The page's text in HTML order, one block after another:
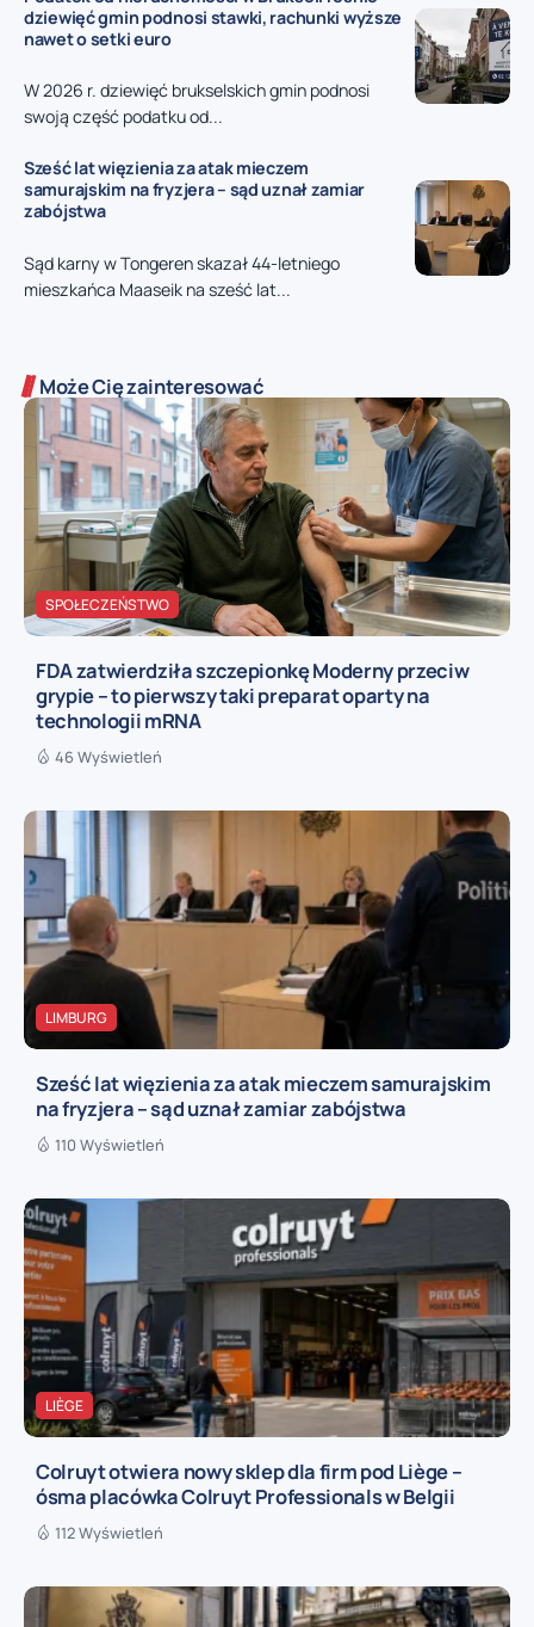
dziewięć gmin podnosi stawki, rachunki wyższe
nawet o setki euro
W 2026 r. dziewięć brukselskich gmin podnosi
swoją część podatku od...
Sześć lat więzienia za atak mieczem
samurajskim na fryzjera – sąd uznał zamiar
zabójstwa
Sąd karny w Tongeren skazał 44-letniego
mieszkańca Maaseik na sześć lat...
Może Cię zainteresować
SPOŁECZEŃSTWO
FDA zatwierdziła szczepionkę Moderny przeciw
grypie – to pierwszy taki preparat oparty na
technologii mRNA
46 Wyświetleń
LIMBURG
Sześć lat więzienia za atak mieczem samurajskim
na fryzjera – sąd uznał zamiar zabójstwa
110 Wyświetleń
LIÈGE
Colruyt otwiera nowy sklep dla firm pod Liège –
ósma placówka Colruyt Professionals w Belgii
112 Wyświetleń